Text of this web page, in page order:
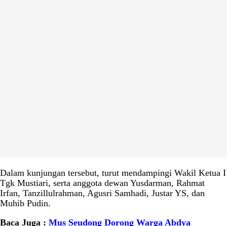
Dalam kunjungan tersebut, turut mendampingi Wakil Ketua I
Tgk Mustiari, serta anggota dewan Yusdarman, Rahmat
Irfan, Tanzillulrahman, Agusri Samhadi, Justar YS, dan
Muhib Pudin.
Baca Juga : Mus Seudong Dorong Warga Abdya